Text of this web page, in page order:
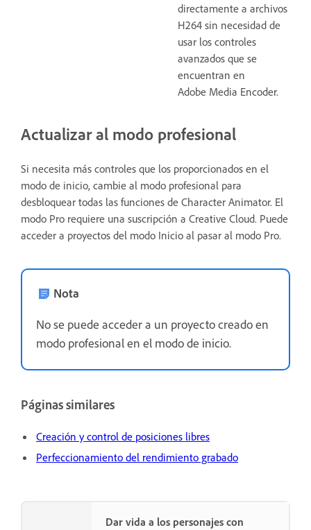
directamente a archivos
H264 sin necesidad de
usar los controles
avanzados que se
encuentran en
Adobe Media Encoder.
Actualizar al modo profesional
Si necesita más controles que los proporcionados en el
modo de inicio, cambie al modo profesional para
desbloquear todas las funciones de Character Animator. El
modo Pro requiere una suscripción a Creative Cloud. Puede
acceder a proyectos del modo Inicio al pasar al modo Pro.
Nota
No se puede acceder a un proyecto creado en
modo profesional en el modo de inicio.
Páginas similares
Creación y control de posiciones libres
Perfeccionamiento del rendimiento grabado
Dar vida a los personajes con